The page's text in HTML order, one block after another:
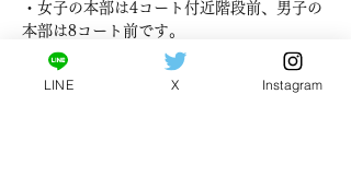
・女子の本部は4コート付近階段前、男子の
本部は8コート前です。
・受付は8時30分より行います。受付時にお
渡しした新型コロナウイルス感染症対策シー
LINE X Instagram